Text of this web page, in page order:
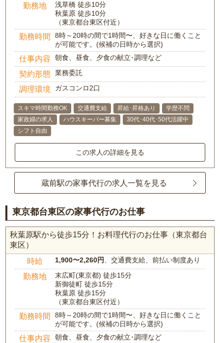
勤務地
浅草橋 徒歩10分
秋葉原 徒歩10分
（東京都台東区付近）
勤務時間
8時～20時の間で1時間〜、好きな日に働くこと
が可能です。(候補の日時から選択)
仕事内容 朝食、昼食、夕食の献立･調理など
契約形態 業務委託
調理環境 ガスコンロ2口
スキマ時間勤務OK 交通費支給 昇給･昇格あり
学歴不問
家政婦の求人
ハウスキーパー募集
30代･40代･50代活躍中
シフト自由
この求人の詳細を見る
蔵前駅の家事代行の求人一覧を見る
東京都台東区の家事代行のお仕事
秋葉原駅から徒歩15分！お料理代行のお仕事（東京都台
東区）
時給 1,900〜2,260円 、交通費支給、前払い制度あり
勤務地
末広町(東京都) 徒歩15分
新御徒町 徒歩15分
秋葉原 徒歩15分
（東京都台東区付近）
勤務時間
8時～20時の間で1時間〜、好きな日に働くこと
が可能です。(候補の日時から選択)
仕事内容 朝食、昼食、夕食の献立･調理など